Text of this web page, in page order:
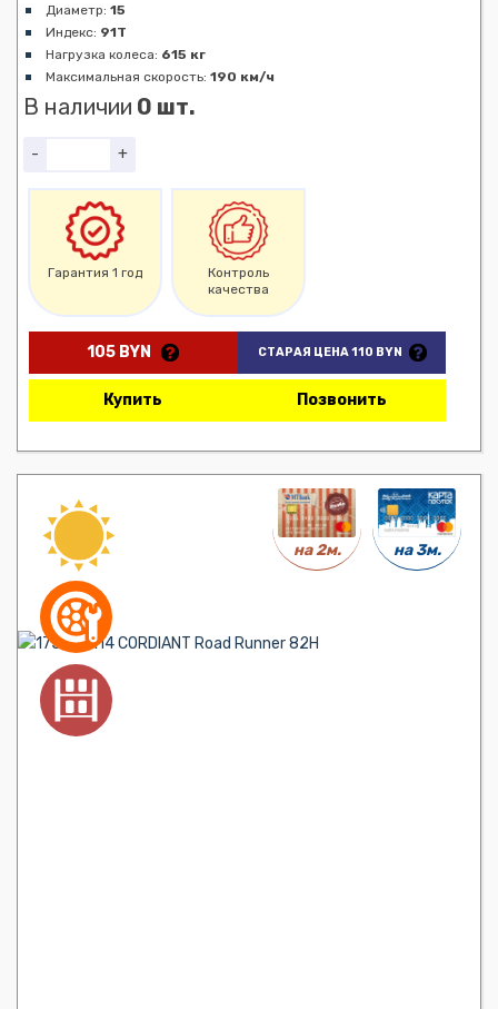
Диаметр: 15
Индекс: 91T
Нагрузка колеса: 615 кг
Максимальная скорость: 190 км/ч
В наличии 0 шт.
- +
Гарантия 1 год
Контроль
качества
105 BYN СТАРАЯ ЦЕНА 110 BYN
Купить Позвонить
на 2м. на 3м.